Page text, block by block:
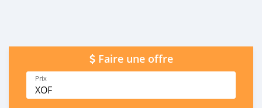
Faire une offre
Prix
XOF